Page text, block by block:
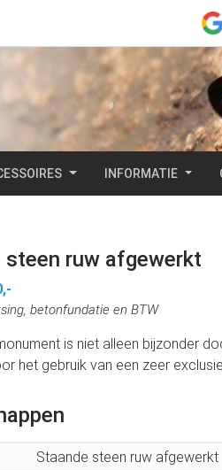
INFORMATIE
steen ruw afgewerkt
betonfundatie en BTW
is niet alleen bijzonder
het gebruik van een zeer
Staande steen ruw afgewerkt